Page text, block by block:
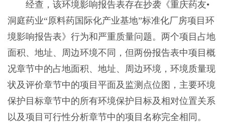
经查，该环境影响报告表存在抄袭《重庆药友•
洞庭药业“原料药国际化产业基地”标准化厂房项目环
境影响报告表》行为和严重质量问题。两个项目占地
面积、地址、周边环境不同，但两份报告表中项目概
况章节中的占地面积、地址、周边环境，环境质量现
状及评价章节中的项目平面及监测点位图，主要环境
保护目标章节中的所有环境保护目标及相对位置关系
以及项目可行性分析章节中的项目名称完全相同。